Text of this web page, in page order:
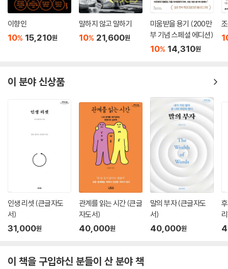
이향인
10% 15,210원
말하지 않고 말하기
10% 21,600원
미움받을 용기 (200만
부 기념 스페셜 에디션)
10% 14,310원
이 분야 신상품
인생 리셋 (큰글자도
서)
31,000원
관계를 읽는 시간 (큰글
자도서)
40,000원
말의 부자 (큰글자도
서)
40,000원
이 책을 구입하신 분들이 산 분야 책